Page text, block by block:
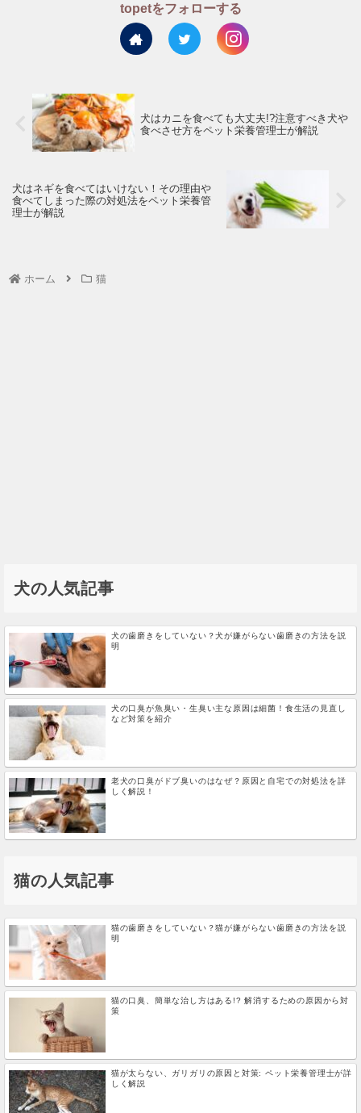
topetをフォローする
犬はカニを食べても大丈夫!?注意すべき犬や
食べさせ方をペット栄養管理士が解説
犬はネギを食べてはいけない！その理由や
食べてしまった際の対処法をペット栄養管
理士が解説
ホーム 猫
犬の人気記事
犬の歯磨きをしていない？犬が嫌がらない歯磨きの方法を説
明
犬の口臭が魚臭い・生臭い主な原因は細菌！食生活の見直し
など対策を紹介
老犬の口臭がドブ臭いのはなぜ？原因と自宅での対処法を詳
しく解説！
猫の人気記事
猫の歯磨きをしていない？猫が嫌がらない歯磨きの方法を説
明
猫の口臭、簡単な治し方はある!? 解消するための原因から対
策
猫が太らない、ガリガリの原因と対策: ペット栄養管理士が詳
しく解説